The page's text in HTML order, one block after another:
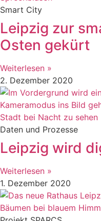
Smart City
Leipzig zur
Osten gekürt
Weiterlesen »
2. Dezember 2020
Daten und Prozesse
Leipzig wird
Weiterlesen »
1. Dezember 2020